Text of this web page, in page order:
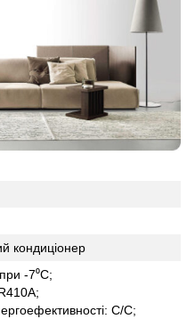
кондиціонер
при -7⁰С;
С/С;